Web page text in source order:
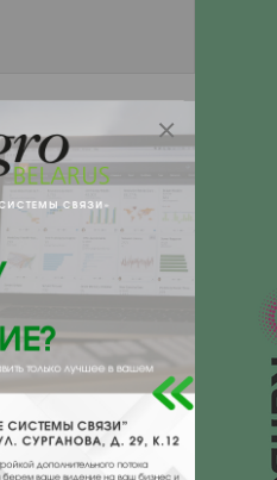
телефоны
Чапаева 32
Еще